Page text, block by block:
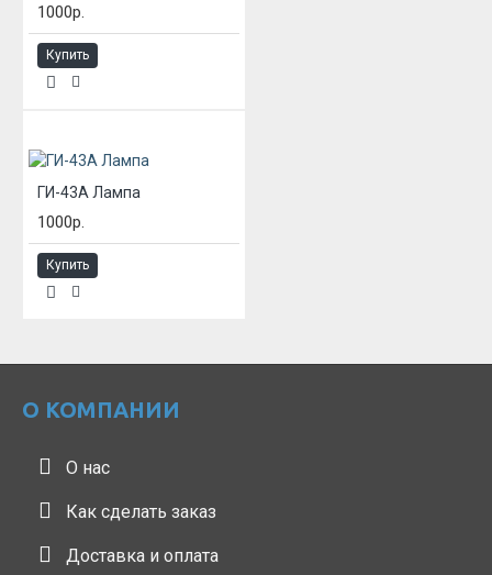
1000р.
Купить
ГИ-43А Лампа
1000р.
Купить
О КОМПАНИИ
О нас
Как сделать заказ
Доставка и оплата